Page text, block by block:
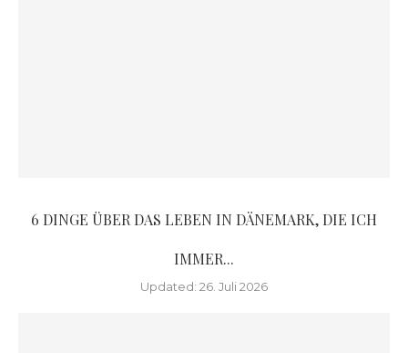
6 DINGE ÜBER DAS LEBEN IN DÄNEMARK, DIE ICH
IMMER...
Updated: 26. Juli 2026